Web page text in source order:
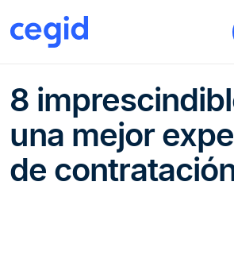
8
una mejor
de